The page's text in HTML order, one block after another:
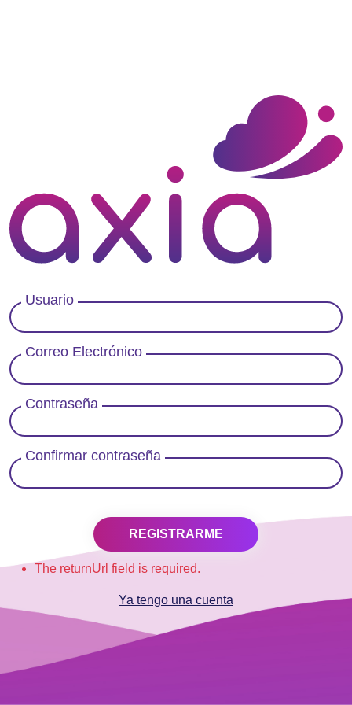
Usuario
Correo Electrónico
Contraseña
Confirmar contraseña
REGISTRARME
The returnUrl field is required.
Ya tengo una cuenta